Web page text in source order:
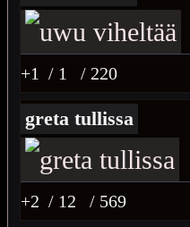
+1 / 1 / 220
greta tullissa
+2 / 12 / 569